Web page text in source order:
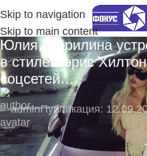
Skip to navigation
Skip to main content
Юлия Гаврилина
в стиле Пэрис
соцсетей…
adminПубликация:
🔥 Пока нас мало — вы